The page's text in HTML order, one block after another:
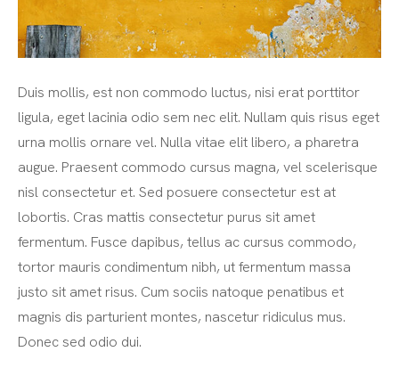
Duis mollis, est non commodo luctus, nisi erat porttitor
ligula, eget lacinia odio sem nec elit. Nullam quis risus eget
urna mollis ornare vel. Nulla vitae elit libero, a pharetra
augue. Praesent commodo cursus magna, vel scelerisque
nisl consectetur et. Sed posuere consectetur est at
lobortis. Cras mattis consectetur purus sit amet
fermentum. Fusce dapibus, tellus ac cursus commodo,
tortor mauris condimentum nibh, ut fermentum massa
justo sit amet risus. Cum sociis natoque penatibus et
magnis dis parturient montes, nascetur ridiculus mus.
Donec sed odio dui.